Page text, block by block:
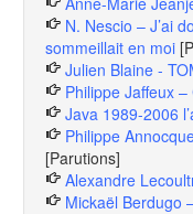
N. Nescio – J’ai
sommeillait en moi
Julien Blaine -
Philippe Jaffeux
Java 1989-2006
Philippe
[Parutions]
Alexandre
Mickaël Berdugo